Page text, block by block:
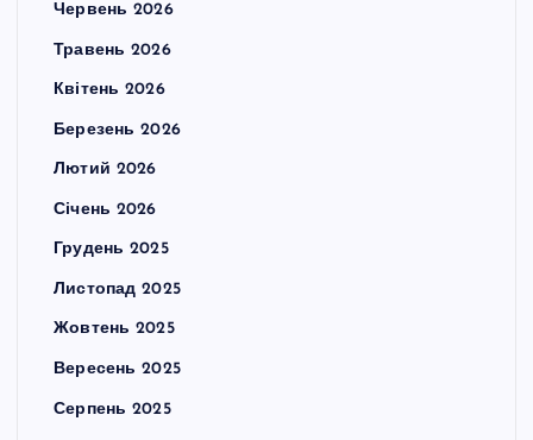
Червень 2026
Травень 2026
Квітень 2026
Березень 2026
Лютий 2026
Січень 2026
Грудень 2025
Листопад 2025
Жовтень 2025
Вересень 2025
Серпень 2025